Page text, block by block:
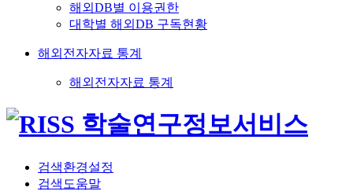
해외DB별 이용권한
대학별 해외DB 구독현황
해외전자자료 통계
해외전자자료 통계
검색환경설정
검색도움말